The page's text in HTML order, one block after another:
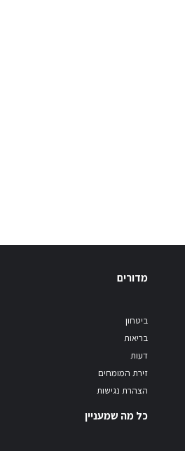
מדורים
ביטחון
בריאות
דעות
זירת המומחים
הצהרת נגישות
כל מה שמעניין